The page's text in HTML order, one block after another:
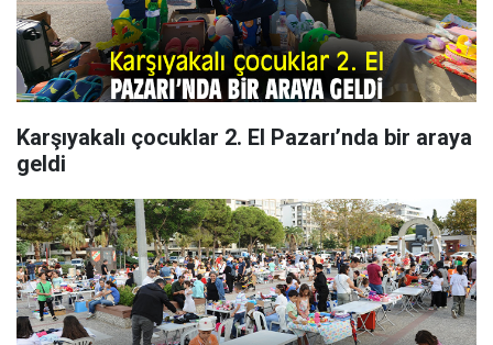
Karşıyakalı çocuklar 2. El Pazarı’nda bir araya
geldi